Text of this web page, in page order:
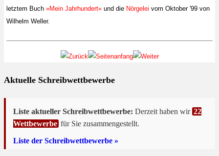
letztem Buch »Mein Jahrhundert« und die Nörgelei vom Oktober '99 von
Wilhelm Weller.
Aktuelle Schreibwettbewerbe
Liste aktueller Schreibwettbewerbe: Derzeit haben wir 22
Wettbewerbe für Sie zusammengestellt.
Liste der Schreibwettbewerbe »